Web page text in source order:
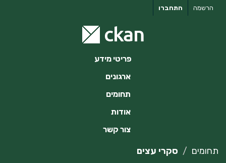
התחברו הרשמה
פריטי מידע
ארגונים
תחומים
אודות
צור קשר
תחומים סקרי עצים